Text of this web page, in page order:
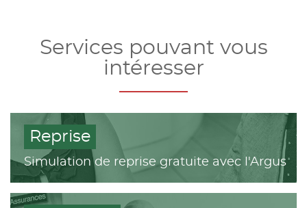
Services pouvant vous
intéresser
Reprise
Simulation de reprise gratuite avec l'Argus